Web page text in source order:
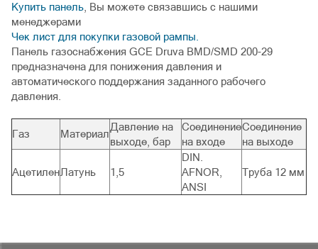
Купить панель , Вы можете связавшись с нашими
менеджерами
Чек лист для покупки газовой рампы.
Панель газоснабжения GCE Druva BMD/SMD 200-29
предназначена для понижения давления и
автоматического поддержания заданного рабочего
давления.
Газ Материал
Давление на
выходе, бар
Соединение
на входе
Соединение
на выходе
АцетиленЛатунь 1,5
DIN.
AFNOR,
ANSI
Труба 12 мм